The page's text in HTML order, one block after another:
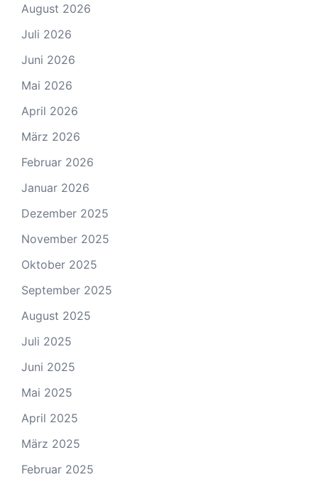
August 2026
Juli 2026
Juni 2026
Mai 2026
April 2026
März 2026
Februar 2026
Januar 2026
Dezember 2025
November 2025
Oktober 2025
September 2025
August 2025
Juli 2025
Juni 2025
Mai 2025
April 2025
März 2025
Februar 2025